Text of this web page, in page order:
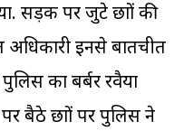
सड़क पर जुटे छात्रों की
इनसे बातचीत
का बर्बर रवैया
बैठे छात्रों पर पुलिस ने